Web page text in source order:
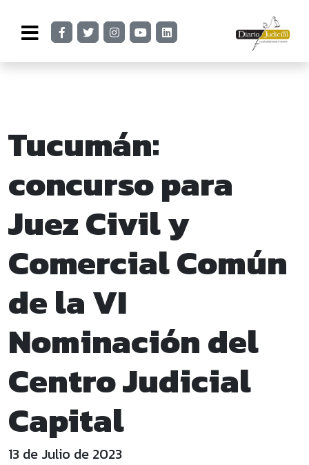
Tucumán:
concurso para
Juez Civil y
Comercial Común
de la VI
Nominación del
Centro Judicial
Capital
13 de Julio de 2023